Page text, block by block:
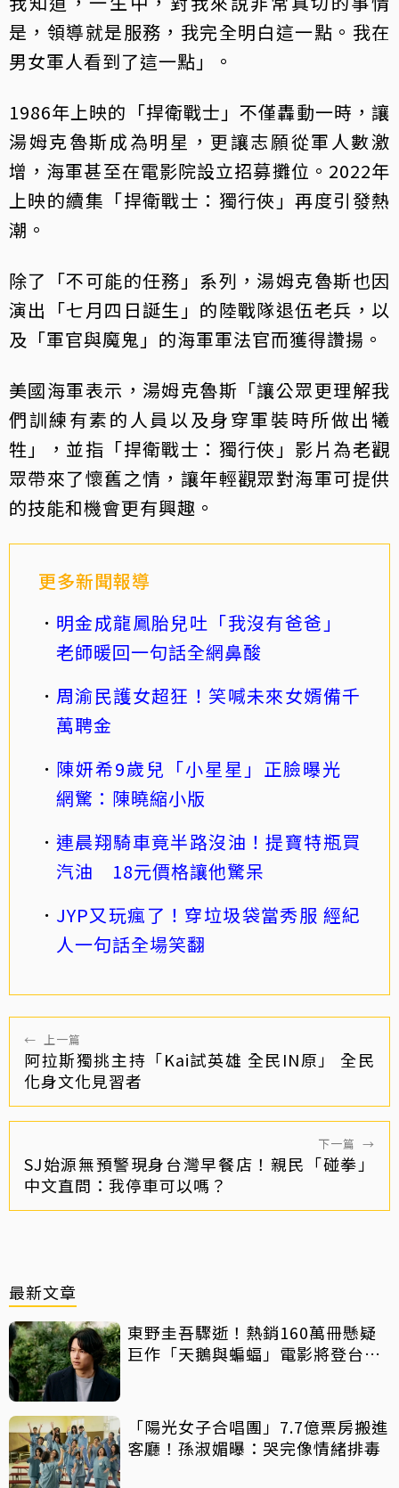
是，領導就是服務，我完全明白這一點。我在
男女軍人看到了這一點」。
1986年上映的「捍衛戰士」不僅轟動一時，讓
湯姆克魯斯成為明星，更讓志願從軍人數激
增，海軍甚至在電影院設立招募攤位。2022年
上映的續集「捍衛戰士：獨行俠」再度引發熱
潮。
除了「不可能的任務」系列，湯姆克魯斯也因
演出「七月四日誕生」的陸戰隊退伍老兵，以
及「軍官與魔鬼」的海軍軍法官而獲得讚揚。
美國海軍表示，湯姆克魯斯「讓公眾更理解我
們訓練有素的人員以及身穿軍裝時所做出犧
牲」，並指「捍衛戰士：獨行俠」影片為老觀
眾帶來了懷舊之情，讓年輕觀眾對海軍可提供
的技能和機會更有興趣。
更多新聞報導
明金成龍鳳胎兒吐「我沒有爸爸」
老師暖回一句話全網鼻酸
周渝民護女超狂！笑喊未來女婿備千
萬聘金
陳妍希9歲兒「小星星」正臉曝光
網驚：陳曉縮小版
連晨翔騎車竟半路沒油！提寶特瓶買
汽油 18元價格讓他驚呆
JYP又玩瘋了！穿垃圾袋當秀服 經紀
人一句話全場笑翻
← 上一篇
阿拉斯獨挑主持「Kai試英雄 全民IN原」 全民
化身文化見習者
下一篇 →
SJ始源無預警現身台灣早餐店！親民「碰拳」
中文直問：我停車可以嗎？
最新文章
東野圭吾驟逝！熱銷160萬冊懸疑
巨作「天鵝與蝙蝠」電影將登台上
「陽光女子合唱團」7.7億票房搬進
客廳！孫淑媚曝：哭完像情緒排毒